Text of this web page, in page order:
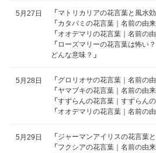
5月27日 「 マトリカリアの花言葉と風水
「 カタバミの花言葉｜名前の由来
「 オオデマリの花言葉｜名前の
「 ローズマリーの花言葉は怖い
どんな意味？ 」
5月28日 「 グロリオサの花言葉｜名前の
「 ヤマブキの花言葉｜名前の由来
「 すずらんの花言葉｜すずらん
「 オオデマリの花言葉｜名前の
5月29日 「 ジャーマンアイリスの花言葉
「 フクシアの花言葉｜名前の由来